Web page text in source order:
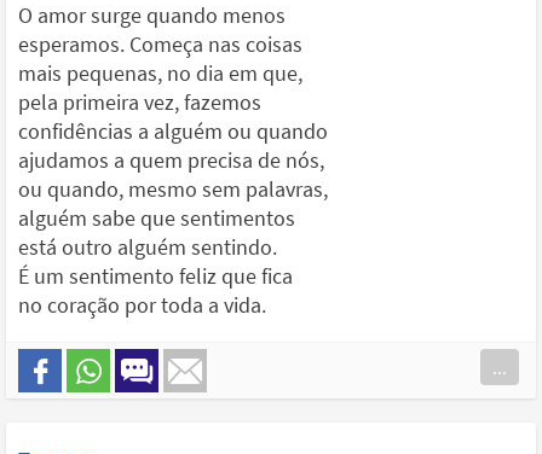
O amor surge quando menos
esperamos. Começa nas coisas
mais pequenas, no dia em que,
pela primeira vez, fazemos
confidências a alguém ou quando
ajudamos a quem precisa de nós,
ou quando, mesmo sem palavras,
alguém sabe que sentimentos
está outro alguém sentindo.
É um sentimento feliz que fica
no coração por toda a vida.
...